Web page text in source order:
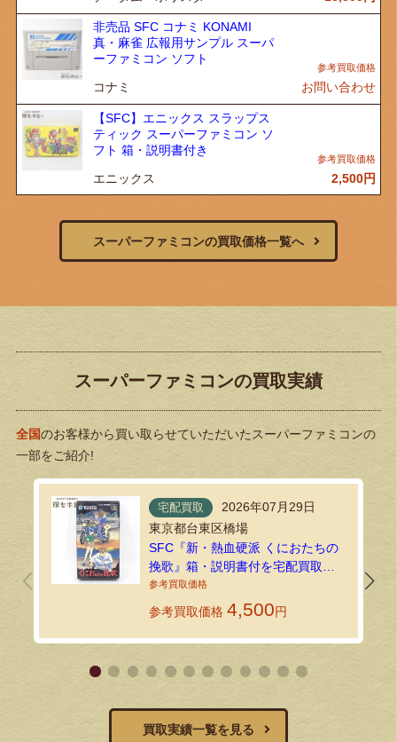
非売品 SFC コナミ KONAMI
真・麻雀 広報用サンプル スーパ
ーファミコン ソフト
コナミ お問い合わせ
【SFC】エニックス スラップス
ティック スーパーファミコン ソ
フト 箱・説明書付き
エニックス 2,500円
スーパーファミコンの買取価格一覧へ
スーパーファミコンの買取実績
全国のお客様から買い取らせていただいたスーパーファミコンの
一部をご紹介!
宅配買取
2026年07月29日
東京都台東区橋場
SFC『新・熱血硬派 くにおたちの
挽歌』箱・説明書付を宅配買取に
てお譲りいただきました！
参考買取価格 4,500円
買取実績一覧を見る